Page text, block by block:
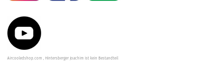
Aircooledshop.com , Hintersberger Joachim ist kein Bestandteil